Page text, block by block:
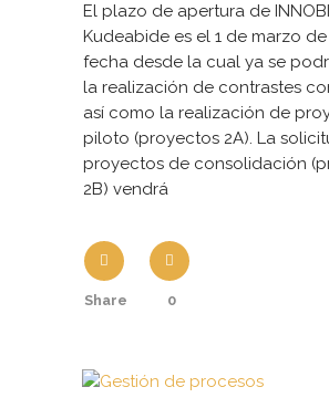
El plazo de apertura de
Kudeabide es el 1 de marzo de
fecha desde la cual ya se
la realización de contrastes
así como la realización de
piloto (proyectos 2A). La
proyectos de consolidación
2B) vendrá
Share 0